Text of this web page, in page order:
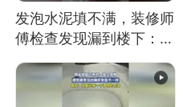
发泡水泥填不满，装修师
傅检查发现漏到楼下：出
风口未延伸到外墙